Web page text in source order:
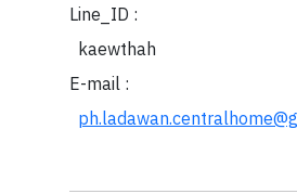
Line_ID :
kaewthah
E-mail :